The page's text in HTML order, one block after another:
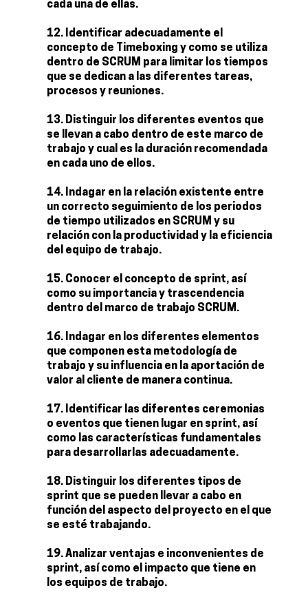
cada una de ellas.
Identificar adecuadamente el
concepto de Timeboxing y como se utiliza
dentro de SCRUM para limitar los tiempos
que se dedican a las diferentes tareas,
procesos y reuniones.
Distinguir los diferentes eventos que
se llevan a cabo dentro de este marco de
trabajo y cual es la duración recomendada
en cada uno de ellos.
Indagar en la relación existente entre
un correcto seguimiento de los periodos
de tiempo utilizados en SCRUM y su
relación con la productividad y la eficiencia
del equipo de trabajo.
Conocer el concepto de sprint, así
como su importancia y trascendencia
dentro del marco de trabajo SCRUM.
Indagar en los diferentes elementos
que componen esta metodología de
trabajo y su influencia en la aportación de
valor al cliente de manera continua.
Identificar las diferentes ceremonias
o eventos que tienen lugar en sprint, así
como las características fundamentales
para desarrollarlas adecuadamente.
Distinguir los diferentes tipos de
sprint que se pueden llevar a cabo en
función del aspecto del proyecto en el que
se esté trabajando.
Analizar ventajas e inconvenientes de
sprint, así como el impacto que tiene en
los equipos de trabajo.